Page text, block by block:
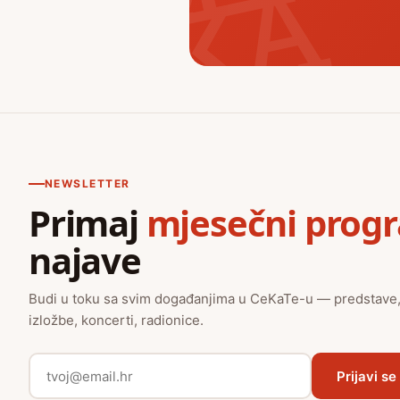
NEWSLETTER
Primaj mjesečni
najave
Budi u toku sa svim događanjima u CeKaTe-u — predstave,
izložbe, koncerti, radionice.
Prijavi se